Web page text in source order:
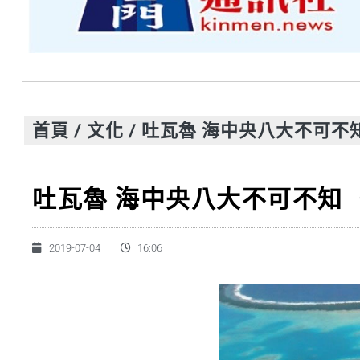
首頁 / 文化 / 吐瓦魯 海中央八大不可不
吐瓦魯 海中央八大不可不知
2019-07-04 16:06